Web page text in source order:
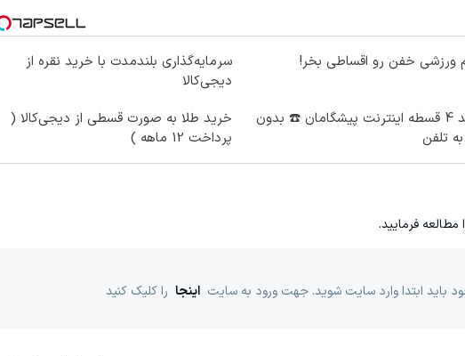
ورزشی خفن رو اقساطی بخر!
سرمایه‌گذاری بلندمدت با خرید نقره از
دیجی‌کالا
خرید 4 قسطه اینترنت پیشگامان ☎️ بدون
به تلفن
خرید طلا به صورت قسطی از دیجی‌کالا (
پرداخت 12 ماهه )
مطالعه فرمایید.
باید ابتدا وارد سایت شوید. جهت ورود به سایت اینجا را کلیک کنید